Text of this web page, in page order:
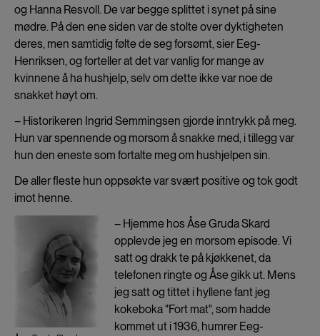
og Hanna Resvoll. De var begge splittet i synet på sine
mødre. På den ene siden var de stolte over dyktigheten
deres, men samtidig følte de seg forsømt, sier Eeg-
Henriksen, og forteller at det var vanlig for mange av
kvinnene å ha hushjelp, selv om dette ikke var noe de
snakket høyt om.
– Historikeren Ingrid Semmingsen gjorde inntrykk på meg.
Hun var spennende og morsom å snakke med, i tillegg var
hun den eneste som fortalte meg om hushjelpen sin.
De aller fleste hun oppsøkte var svært positive og tok godt
imot henne.
– Hjemme hos Åse Gruda Skard
opplevde jeg en morsom episode. Vi
satt og drakk te på kjøkkenet, da
telefonen ringte og Åse gikk ut. Mens
jeg satt og tittet i hyllene fant jeg
kokeboka "Fort mat", som hadde
kommet ut i 1936, humrer Eeg-